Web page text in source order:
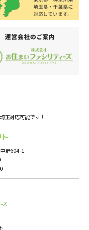
玉対応可能です！
野604-1